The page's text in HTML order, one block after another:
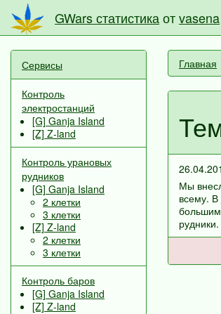
GWars статистика отvasena
Сервисы
Контроль
электростанций
[G] Ganja Island
[Z] Z-land
Контроль урановых
рудников
[G] Ganja Island
2 клетки
3 клетки
[Z] Z-land
2 клетки
3 клетки
Контроль баров
[G] Ganja Island
[Z] Z-land
Главная
Мы
всему.
большим
рудники.